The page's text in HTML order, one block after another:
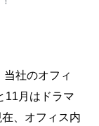
社のオフィ
11月はドラマ
、オフィス内